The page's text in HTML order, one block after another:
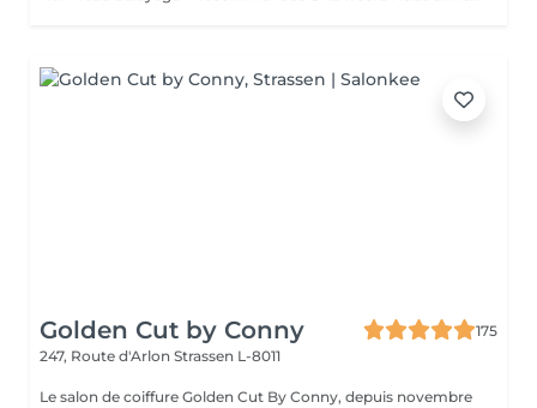
Golden Cut by Conny
175
247, Route d'Arlon Strassen L-8011
Le salon de coiffure Golden Cut By Conny, depuis novembre